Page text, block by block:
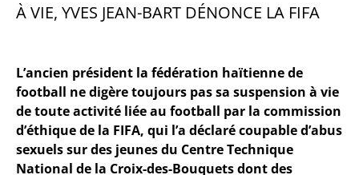
À VIE, YVES JEAN-BART DÉNONCE LA FIFA
L’ancien président la fédération haïtienne de
football ne digère toujours pas sa suspension à vie
de toute activité liée au football par la commission
d’éthique de la FIFA, qui l’a déclaré coupable d’abus
sexuels sur des jeunes du Centre Technique
National de la Croix-des-Bouquets dont des